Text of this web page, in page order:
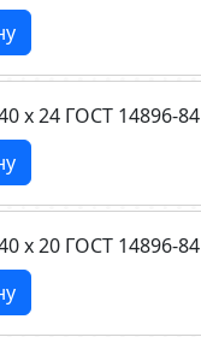
х 24 ГОСТ 14896-84
х 20 ГОСТ 14896-84